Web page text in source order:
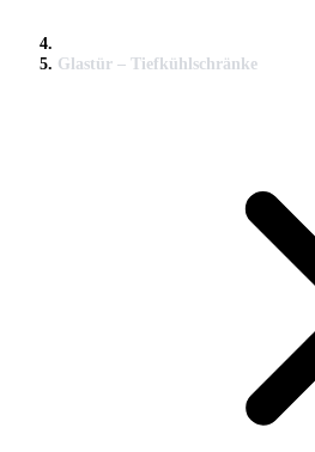
Glastür – Tiefkühlschränke